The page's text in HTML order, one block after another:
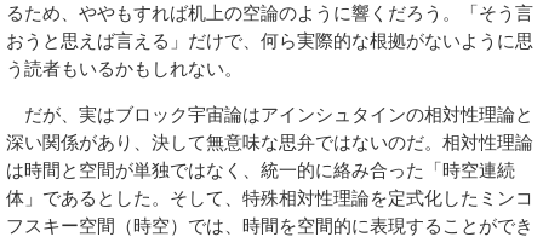
るため、ややもすれば机上の空論のように響くだろう。「そう言
おうと思えば言える」だけで、何ら実際的な根拠がないように思
う読者もいるかもしれない。
だが、実はブロック宇宙論はアインシュタインの相対性理論と
深い関係があり、決して無意味な思弁ではないのだ。相対性理論
は時間と空間が単独ではなく、統一的に絡み合った「時空連続
体」であるとした。そして、特殊相対性理論を定式化したミンコ
フスキー空間（時空）では、時間を空間的に表現することができ